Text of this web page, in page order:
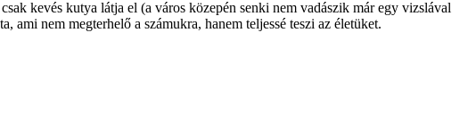
kevés kutya látja el (a város közepén senki nem vadászik már egy vizslával
nem megterhelő a számukra, hanem teljessé teszi az életüket.